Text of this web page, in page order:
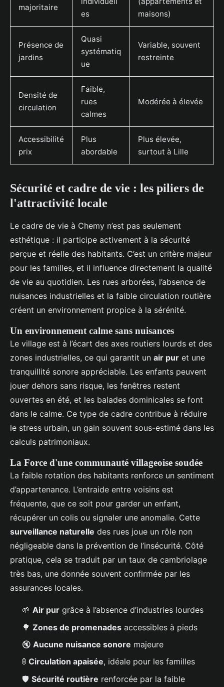
majoritaire
es
maisons)
Présence de
jardins
Quasi
systématiq
ue
Variable, souvent
restreinte
Densité de
circulation
Faible,
rues
calmes
Modérée à élevée
Accessibilité
prix
Plus
abordable
Plus élevée,
surtout à Lille
Sécurité et cadre de vie : les piliers de
l'attractivité locale
Le cadre de vie à Chemy n’est pas seulement
esthétique : il participe activement à la sécurité
perçue et réelle des habitants. C’est un critère majeur
pour les familles, et il influence directement la qualité
de vie au quotidien. Les rues arborées, l’absence de
nuisances industrielles et la faible circulation routière
créent un environnement propice à la sérénité.
Un environnement calme sans nuisances
Le village est à l’écart des axes routiers lourds et des
zones industrielles, ce qui garantit un air pur et une
tranquillité sonore appréciable. Les enfants peuvent
jouer dehors sans risque, les fenêtres restent
ouvertes en été, et les balades dominicales se font
dans le calme. Ce type de cadre contribue à réduire
le stress urbain, un gain souvent sous-estimé dans les
calculs patrimoniaux.
La Force d'une communauté villageoise soudée
La faible rotation des habitants renforce un sentiment
d’appartenance. L’entraide entre voisins est
fréquente, que ce soit pour garder un enfant,
récupérer un colis ou signaler une anomalie. Cette
surveillance naturelle des rues joue un rôle non
négligeable dans la prévention de l’insécurité. Côté
pratique, cela se traduit par un taux de cambriolage
très bas, une donnée souvent confirmée par les
assurances locales.
🌱 Air pur grâce à l’absence d’industries lourdes
🌳 Zones de promenades accessibles à pieds
🔇 Aucune nuisance sonore majeure
🚦 Circulation apaisée, idéale pour les familles
🛡️ Sécurité routière renforcée par la faible